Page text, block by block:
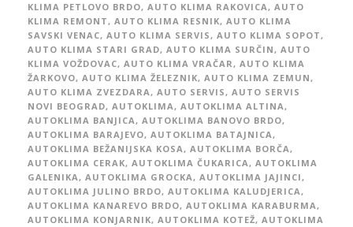
KLIMA PETLOVO BRDO, AUTO KLIMA RAKOVICA, AUTO
KLIMA REMONT, AUTO KLIMA RESNIK, AUTO KLIMA
SAVSKI VENAC, AUTO KLIMA SERVIS, AUTO KLIMA SOPOT,
AUTO KLIMA STARI GRAD, AUTO KLIMA SURČIN, AUTO
KLIMA VOŽDOVAC, AUTO KLIMA VRAČAR, AUTO KLIMA
ŽARKOVO, AUTO KLIMA ŽELEZNIK, AUTO KLIMA ZEMUN,
AUTO KLIMA ZVEZDARA, AUTO SERVIS, AUTO SERVIS
NOVI BEOGRAD, AUTOKLIMA, AUTOKLIMA ALTINA,
AUTOKLIMA BANJICA, AUTOKLIMA BANOVO BRDO,
AUTOKLIMA BARAJEVO, AUTOKLIMA BATAJNICA,
AUTOKLIMA BEŽANIJSKA KOSA, AUTOKLIMA BORČA,
AUTOKLIMA CERAK, AUTOKLIMA ČUKARICA, AUTOKLIMA
GALENIKA, AUTOKLIMA GROCKA, AUTOKLIMA JAJINCI,
AUTOKLIMA JULINO BRDO, AUTOKLIMA KALUDJERICA,
AUTOKLIMA KANAREVO BRDO, AUTOKLIMA KARABURMA,
AUTOKLIMA KONJARNIK, AUTOKLIMA KOTEŽ, AUTOKLIMA